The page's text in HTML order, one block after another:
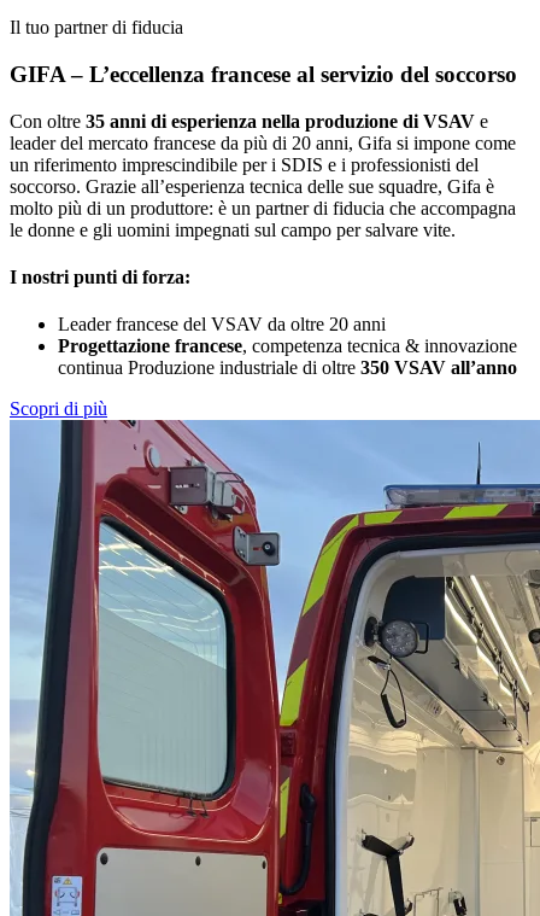
Il tuo partner di fiducia
GIFA – L’eccellenza francese al servizio del soccorso
Con oltre 35 anni di esperienza nella produzione di VSAV e
leader del mercato francese da più di 20 anni, Gifa si impone come
un riferimento imprescindibile per i SDIS e i professionisti del
soccorso. Grazie all’esperienza tecnica delle sue squadre, Gifa è
molto più di un produttore: è un partner di fiducia che accompagna
le donne e gli uomini impegnati sul campo per salvare vite.
I nostri punti di forza:
Leader francese del VSAV da oltre 20 anni
Progettazione francese, competenza tecnica & innovazione
continua Produzione industriale di oltre 350 VSAV all’anno
Scopri di più